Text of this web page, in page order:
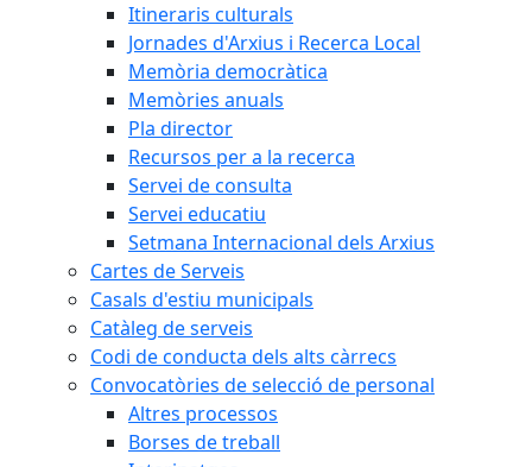
Itineraris culturals
Jornades d'Arxius i Recerca Local
Memòria democràtica
Memòries anuals
Pla director
Recursos per a la recerca
Servei de consulta
Servei educatiu
Setmana Internacional dels Arxius
Cartes de Serveis
Casals d'estiu municipals
Catàleg de serveis
Codi de conducta dels alts càrrecs
Convocatòries de selecció de personal
Altres processos
Borses de treball